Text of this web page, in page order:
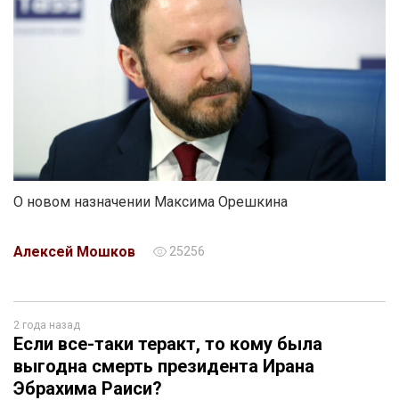
О новом назначении Максима Орешкина
Алексей Мошков 25256
2 года назад
Если все-таки теракт, то кому была
выгодна смерть президента Ирана
Эбрахима Раиси?